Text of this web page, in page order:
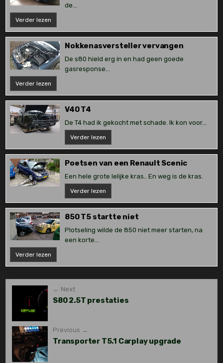
de...
Verder lezen
850
2.5
verkocht
Nokkenasversteller vervangen
De s80 hield erg in en had geen goede
gasresponse...
Verder lezen
vervangen
V40 T4
De T4 had ik gekocht met schade. Ik kon voor...
Verder lezen
T4
Poetsen van een Renault Scenic
Een hele grote lelijke kras.. En weg is de kras.
Verder lezen
van
een
Renault
Scenic
850 T5 startte niet
Plotseling wilde de 850 niet meer starten, na
een korte...
Verder lezen
T5
startte
Post
navigation
← Next
S80 2.5T prestaties
Previous →
Transporter T5.1 Carplay upgrade